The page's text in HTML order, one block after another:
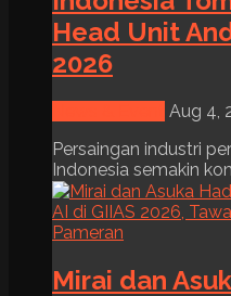
Head Unit
2026
Aug 4,
Persaingan industri
Indonesia semakin
Mirai dan